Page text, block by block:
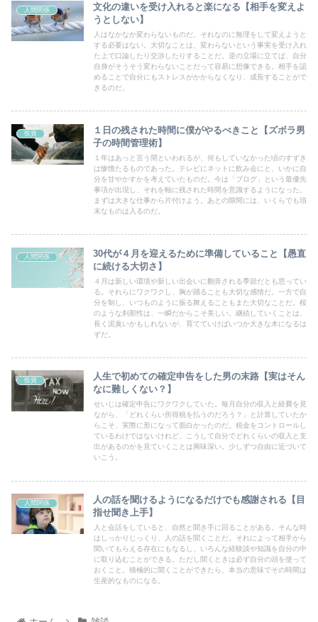
人間関係
文化の違いを受け入れると楽になる【相手を変えよ
うとしない】
人はなかなか変わらないものだ。それなのに無理をして変えようと
する必要はない。大切なことは、変わらないという事実を受け入れ
た上で口論したり交渉したりすることだ。逆の立場に立てば、自分
自身がそうそう変わらないことだって容易に想像できる。相手を認
めることで自分にもストレスがかからなくなり、成長することがで
きるのだ。
投資
１日の残された時間に僕がやるべきこと【ズボラ男
子の時間管理術】
１年はあっと言う間といわれるが、何もしていなかった頃のすずき
は惨憺たるものであった。テレビにネットに飲み会にと、いかに自
分を甘やかすかを考えていたものだ。今は「ブログ」という最優先
事項が出現し、それを軸に残された時間を意識するようになった。
まずは大きな仕事から片付けよう。あとの隙間には、いくらでも瑣
末なものは入るのだ。
人間関係
30代が４月を迎えるために準備していること【愚直
に続ける大切さ】
４月は新しい環境や新しい出会いに翻弄される季節だとも思ってい
る。それらにワクワクし、胸が踊ることも大切な感情だ。一方で自
分を制し、いつものように振る舞えることもまた大切なことだ。桜
のような刹那性は、一瞬だからこそ美しい。継続していくことは、
長く泥臭いかもしれないが、育てていけばいつか大きな木になるは
ずだ。
投資
人生で初めての確定申告をした男の末路【実はそん
なに難しくない？】
せいじは確定申告にワクワクしていた。毎月自分の収入と経費を見
ながら、「どれくらい所得税を払うのだろう？」と計算していたか
らこそ、実際に形になって面白かったのだ。税金をコントロールし
ているわけではないけれど、こうして自分でどれくらいの収入と支
出があるのかを見ていくことは興味深い。少しずつ自由に近づいて
いこう。
人間関係
人の話を聞けるようになるだけでも感謝される【目
指せ聞き上手】
人と会話をしていると、自然と聞き手に回ることがある。そんな時
はしっかりじっくり、人の話を聞くことだ。それによって相手から
聞いてもらえる存在にもなるし、いろんな経験談や知識を自分の中
に取り込むことができる。ただし聞くときは必ず自分の頭を使って
おくこと。積極的に聞くことができたら、本当の意味でその時間は
生産的なものになる。